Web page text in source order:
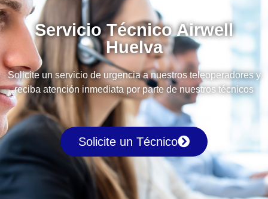
Servicio Técnico Airwell
Huelva
Solicite un servicio de urgencia a nuestros teleoperadores y
reciba atención inmediata por parte de nuestros técnicos
Solicite un Técnico